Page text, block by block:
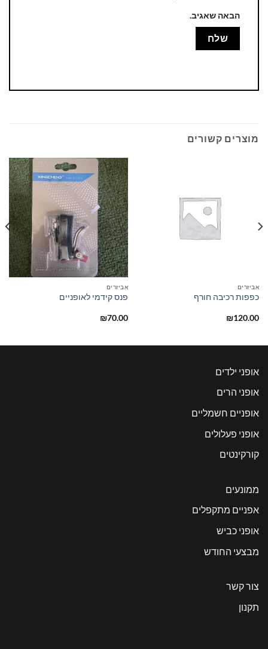
הבאה שאגיב.
מוצרים קשורים
אביזרים
כפפות רכיבה חורף
₪120.00
אביזרים
פנס קידמי לאופניים
₪70.00
אופני ילדים
אופני הרים
אופניים חשמליים
אופני פעלולים
קורקינטים
ממונעים
אפניים מתקפלים
אופני כביש
מבצעי החודש
צור קשר
תקנון